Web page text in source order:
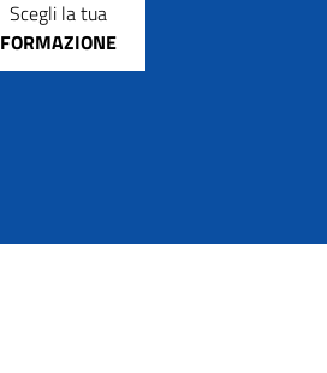
Scegli la tua
FORMAZIONE